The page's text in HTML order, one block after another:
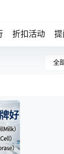
折扣活动 提
全